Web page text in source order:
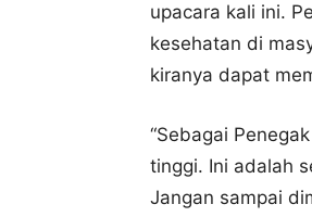
upacara kali ini.
kesehatan di
kiranya dapat
“Sebagai
tinggi. Ini adalah
Jangan sampai